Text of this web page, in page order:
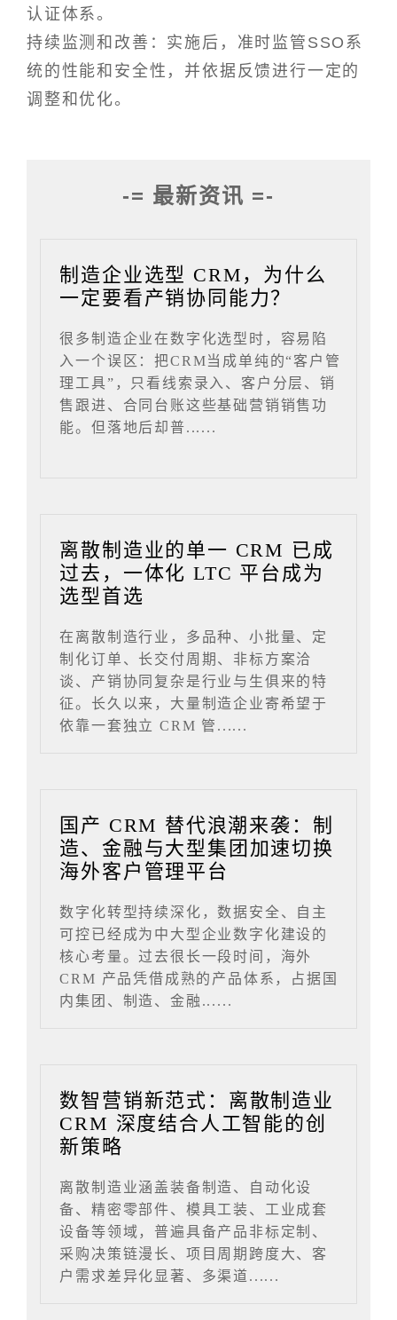
认证体系。
持续监测和改善：实施后，准时监管SSO系
统的性能和安全性，并依据反馈进行一定的
调整和优化。
-= 最新资讯 =-
制造企业选型 CRM，为什么
一定要看产销协同能力？
很多制造企业在数字化选型时，容易陷
入一个误区：把CRM当成单纯的“客户管
理工具”，只看线索录入、客户分层、销
售跟进、合同台账这些基础营销销售功
能。但落地后却普......
离散制造业的单一 CRM 已成
过去，一体化 LTC 平台成为
选型首选
在离散制造行业，多品种、小批量、定
制化订单、长交付周期、非标方案洽
谈、产销协同复杂是行业与生俱来的特
征。长久以来，大量制造企业寄希望于
依靠一套独立 CRM 管......
国产 CRM 替代浪潮来袭：制
造、金融与大型集团加速切换
海外客户管理平台
数字化转型持续深化，数据安全、自主
可控已经成为中大型企业数字化建设的
核心考量。过去很长一段时间，海外
CRM 产品凭借成熟的产品体系，占据国
内集团、制造、金融......
数智营销新范式：离散制造业
CRM 深度结合人工智能的创
新策略
离散制造业涵盖装备制造、自动化设
备、精密零部件、模具工装、工业成套
设备等领域，普遍具备产品非标定制、
采购决策链漫长、项目周期跨度大、客
户需求差异化显著、多渠道......